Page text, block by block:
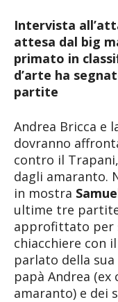
Intervista
attesa dal big
primato in
d’arte ha
partite
Andrea Bricca e
dovranno
contro il
dagli amaranto.
in mostra
ultime tre
approfittato per
chiacchiere con
parlato della
papà Andrea
amaranto) e dei